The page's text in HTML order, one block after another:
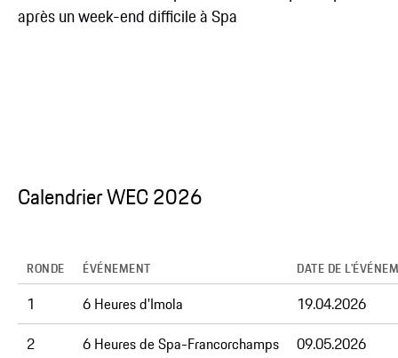
après un week-end difficile à Spa
Calendrier WEC 2026
RONDE ÉVÉNEMENT DATE DE
1 6 Heures d'Imola
19.04.2026
2
6 Heures de Spa-Francorchamps
09.05.2026